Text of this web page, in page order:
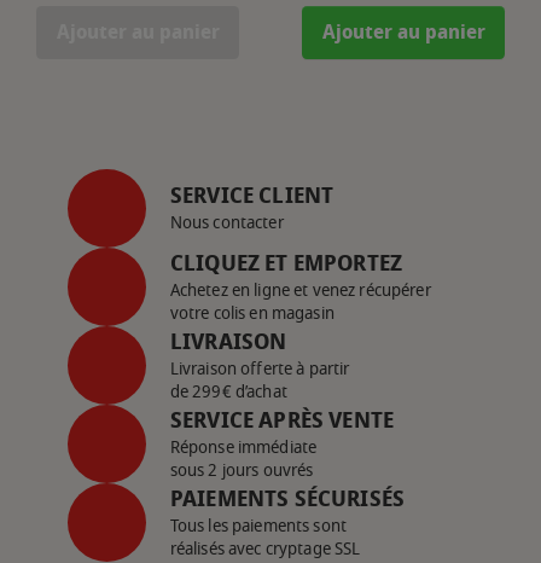
Ajouter au panier
SERVICE CLIENT
Nous contacter
CLIQUEZ ET EMPORTEZ
Achetez en ligne et venez récupérer
votre colis en magasin
LIVRAISON
Livraison offerte à partir
de 299€ d’achat
SERVICE APRÈS VENTE
Réponse immédiate
sous 2 jours ouvrés
PAIEMENTS SÉCURISÉS
Tous les paiements sont
réalisés avec cryptage SSL